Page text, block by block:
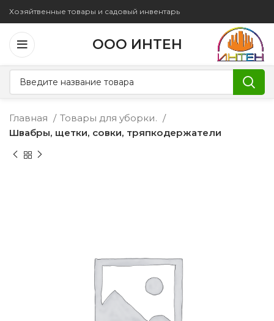
Хозяйтвенные товары и садовый инвентарь
ООО ИНТЕН
Главная
Товары для уборки.
Швабры, щетки, совки, тряпкодержатели